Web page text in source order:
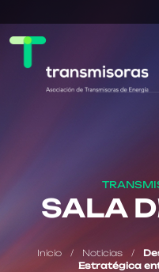
SALA
Inicio / Noticias /
Estratégica